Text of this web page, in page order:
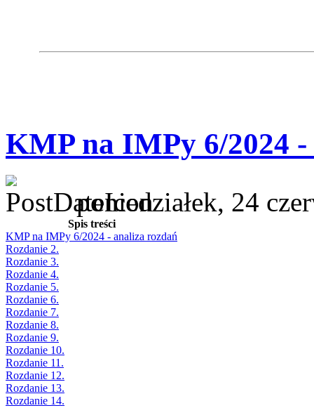
KMP na IMPy 6/2024
poniedziałek, 24
Spis treści
KMP na IMPy 6/2024 - analiza rozdań
Rozdanie 2.
Rozdanie 3.
Rozdanie 4.
Rozdanie 5.
Rozdanie 6.
Rozdanie 7.
Rozdanie 8.
Rozdanie 9.
Rozdanie 10.
Rozdanie 11.
Rozdanie 12.
Rozdanie 13.
Rozdanie 14.